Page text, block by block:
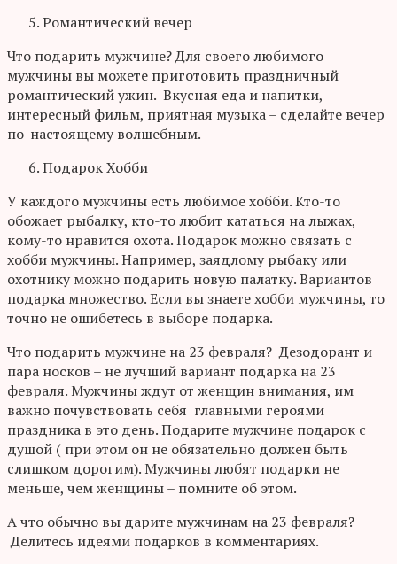
Романтический вечер
Что подарить мужчине? Для своего любимого
мужчины вы можете приготовить праздничный
романтический ужин. Вкусная еда и напитки,
интересный фильм, приятная музыка – сделайте вечер
по-настоящему волшебным.
Подарок Хобби
У каждого мужчины есть любимое хобби. Кто-то
обожает рыбалку, кто-то любит кататься на лыжах,
кому-то нравится охота. Подарок можно связать с
хобби мужчины. Например, заядлому рыбаку или
охотнику можно подарить новую палатку. Вариантов
подарка множество. Если вы знаете хобби мужчины, то
точно не ошибетесь в выборе подарка.
Что подарить мужчине на 23 февраля? Дезодорант и
пара носков – не лучший вариант подарка на 23
февраля. Мужчины ждут от женщин внимания, им
важно почувствовать себя главными героями
праздника в это день. Подарите мужчине подарок с
душой ( при этом он не обязательно должен быть
слишком дорогим). Мужчины любят подарки не
меньше, чем женщины – помните об этом.
А что обычно вы дарите мужчинам на 23 февраля?
Делитесь идеями подарков в комментариях.